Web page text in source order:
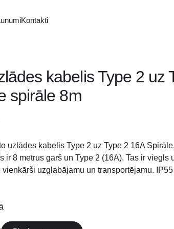
Kontakti
kabelis Type 2 uz
spirāle 8m
uzlādes kabelis Type 2 uz Type 2 16A Spirāle.
ir 8 metrus garš un Type 2 (16A). Tas ir viegls
vienkārši uzglabājamu un transportējamu.